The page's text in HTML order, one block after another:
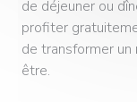
de déjeuner ou
profiter
de transformer
être.